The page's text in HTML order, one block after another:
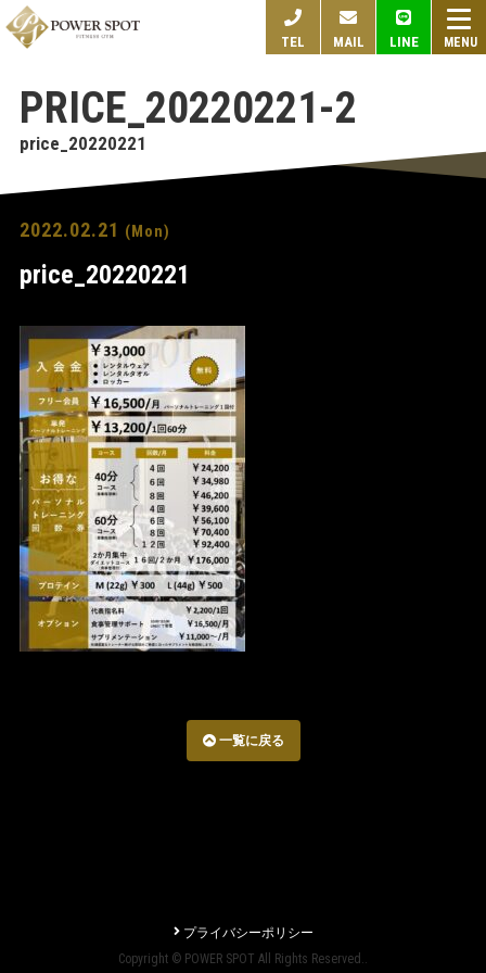
TEL MAIL LINE
PRICE_20220221-2
price_20220221
2022.02.21 (Mon)
price_20220221
一覧に戻る
プライバシーポリシー
Copyright © POWER SPOT All Rights Reserved..